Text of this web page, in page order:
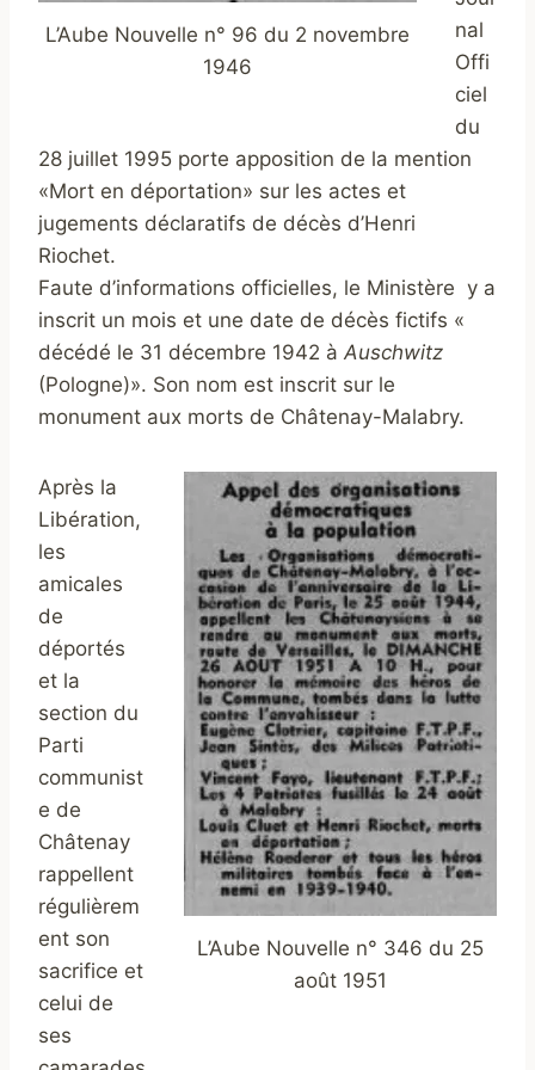
L’Aube Nouvelle n° 96 du 2 novembre
1946
nal
Offi
ciel
du
28 juillet 1995 porte apposition de la mention
«Mort en déportation» sur les actes et
jugements déclaratifs de décès d’Henri
Riochet.
Faute d’informations officielles, le Ministère y a
inscrit un mois et une date de décès fictifs «
décédé le 31 décembre 1942 à Auschwitz
(Pologne)». Son nom est inscrit sur le
monument aux morts de Châtenay-Malabry.
L’Aube Nouvelle n° 346 du 25
août 1951
Après la
Libération,
les
amicales
de
déportés
et la
section du
Parti
communist
e de
Châtenay
rappellent
régulièrem
ent son
sacrifice et
celui de
ses